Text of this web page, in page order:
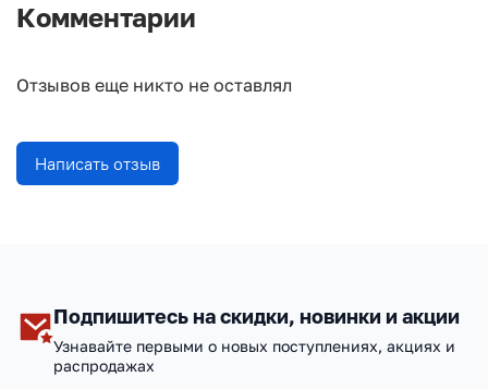
Комментарии
Отзывов еще никто не оставлял
Написать отзыв
Подпишитесь на скидки, новинки и акции
Узнавайте первыми о новых поступлениях, акциях и
распродажах